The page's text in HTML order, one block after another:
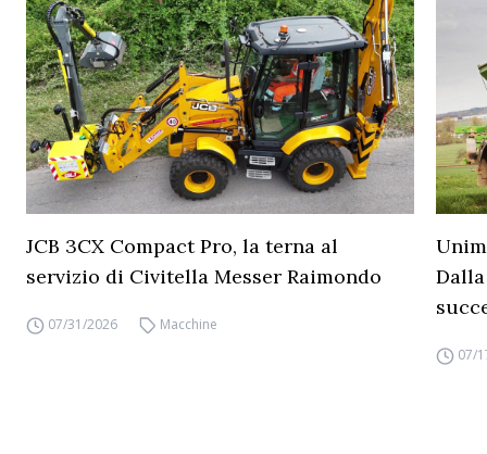
JCB 3CX Compact Pro, la terna al
servizio di Civitella Messer Raimondo
07/31/2026 Macchine
07/